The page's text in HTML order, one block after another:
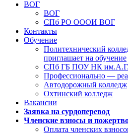
ВОГ
ВОГ
СПб РО ОООИ ВОГ
Контакты
Обучение
Политехнический
приглашает на обучение
СПб ГБ ПОУ НК им.А.Г.
Профессионально —
Автодорожный колледж
Охтинский колледж
Вакансии
Заявка на сурдоперевод
Членские взносы и
Оплата членских